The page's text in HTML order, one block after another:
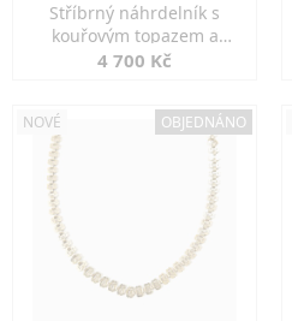
Stříbrný náhrdelník s
kouřovým topazem a
markazity
4 700 Kč
NOVÉ OBJEDNÁNO